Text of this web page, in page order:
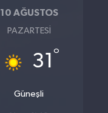
10 AĞUSTOS
PAZARTESI
31 °
Güneşli